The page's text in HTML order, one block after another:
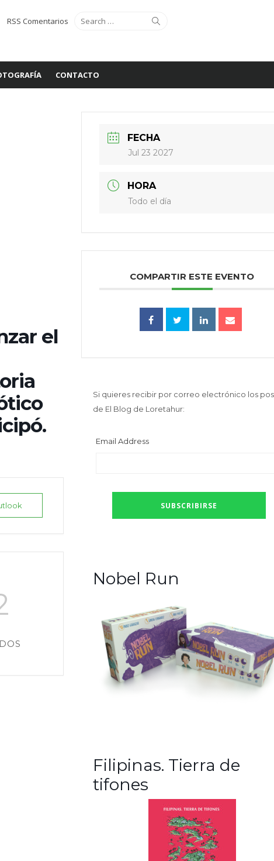
Search
for:
RSS Comentarios
CONTACTO
el
FECHA
Jul 23 2027
HORA
Todo el día
COMPARTIR ESTE EVENTO
Si quieres recibir por correo electrónico los
de El Blog de Loretahur:
Email Address
Nobel Run
Filipinas. Tierra de
tifones